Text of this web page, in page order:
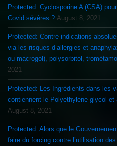
Protected: Cyclosporine A (CSA) pour l’hyper-inflammation des cas
Covid sévères ? August 8, 2021
Protected: Contre-indications
via les risques d’allergies et
ou macrogol), polysorbitol,
2021
Protected: Les Ingrédients dans les
contiennent le Polyethylene glycol
August 8, 2021
Protected: Alors que le
faire du forcing contre l’utilisation